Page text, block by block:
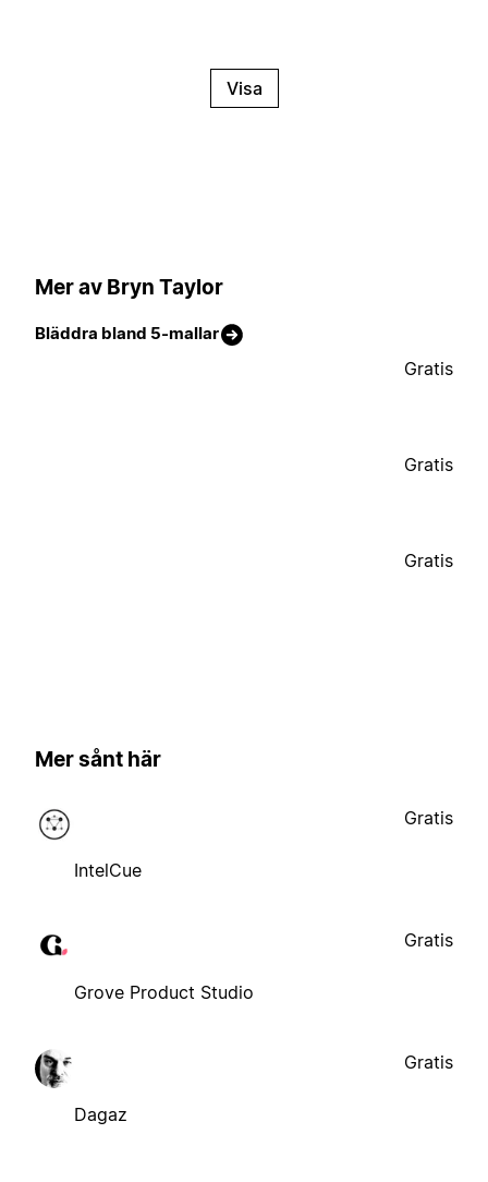
Visa
Mer av Bryn Taylor
Bläddra bland 5-mallar
Gratis
Gratis
Gratis
Mer sånt här
IntelCue
Gratis
Grove Product Studio
Gratis
Dagaz
Gratis